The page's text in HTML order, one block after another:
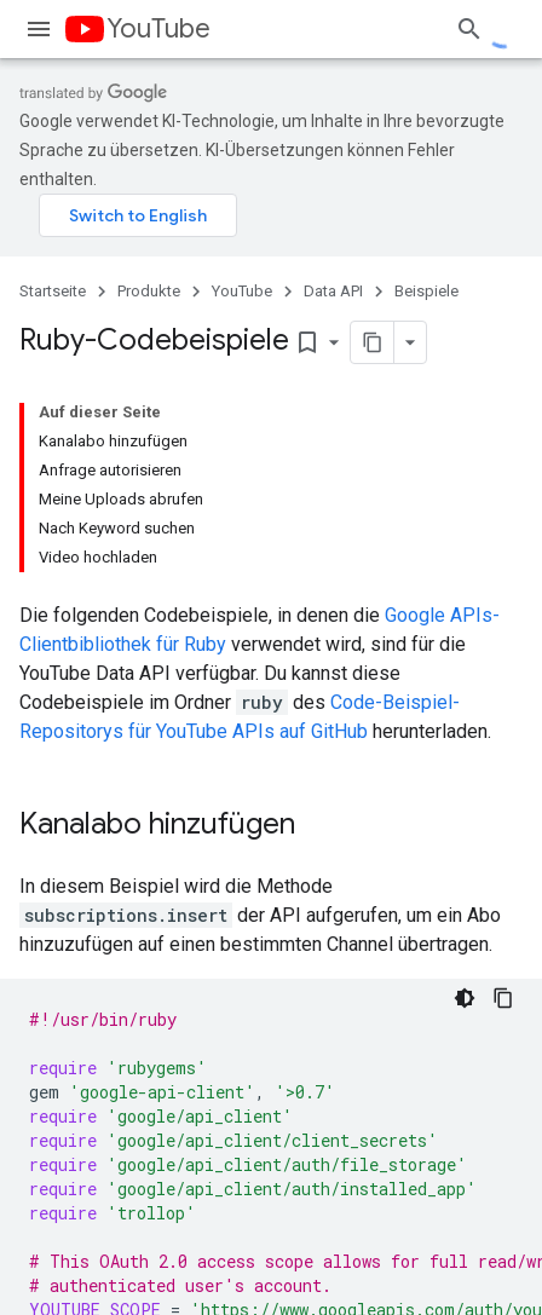
YouTube
Google verwendet KI-Technologie, um Inhalte in Ihre bevorzugte
Sprache zu übersetzen. KI-Übersetzungen können Fehler
enthalten.
Startseite Produkte YouTube Data API Beispiele
Ruby-Codebeispiele bookmark_border
Auf dieser Seite
Kanalabo hinzufügen
Anfrage autorisieren
Meine Uploads abrufen
Nach Keyword suchen
Video hochladen
Die folgenden Codebeispiele, in denen die Google APIs-
Clientbibliothek für Ruby verwendet wird, sind für die
YouTube Data API verfügbar. Du kannst diese
Codebeispiele im Ordner ruby des Code-Beispiel-
Repositorys für YouTube APIs auf GitHub herunterladen.
Kanalabo hinzufügen
In diesem Beispiel wird die Methode
subscriptions.insert der API aufgerufen, um ein Abo
hinzuzufügen auf einen bestimmten Channel übertragen.
#!/usr/bin/ruby
require 'rubygems'
gem
'google-api-client' ,
'>0.7'
require 'google/api_client'
require 'google/api_client/client_secrets'
require 'google/api_client/auth/file_storage'
require 'google/api_client/auth/installed_app'
require 'trollop'
# This OAuth 2.0 access scope allows for full read/
# authenticated user's account.
YOUTUBE_SCOPE =
'https://www.googleapis.com/auth/